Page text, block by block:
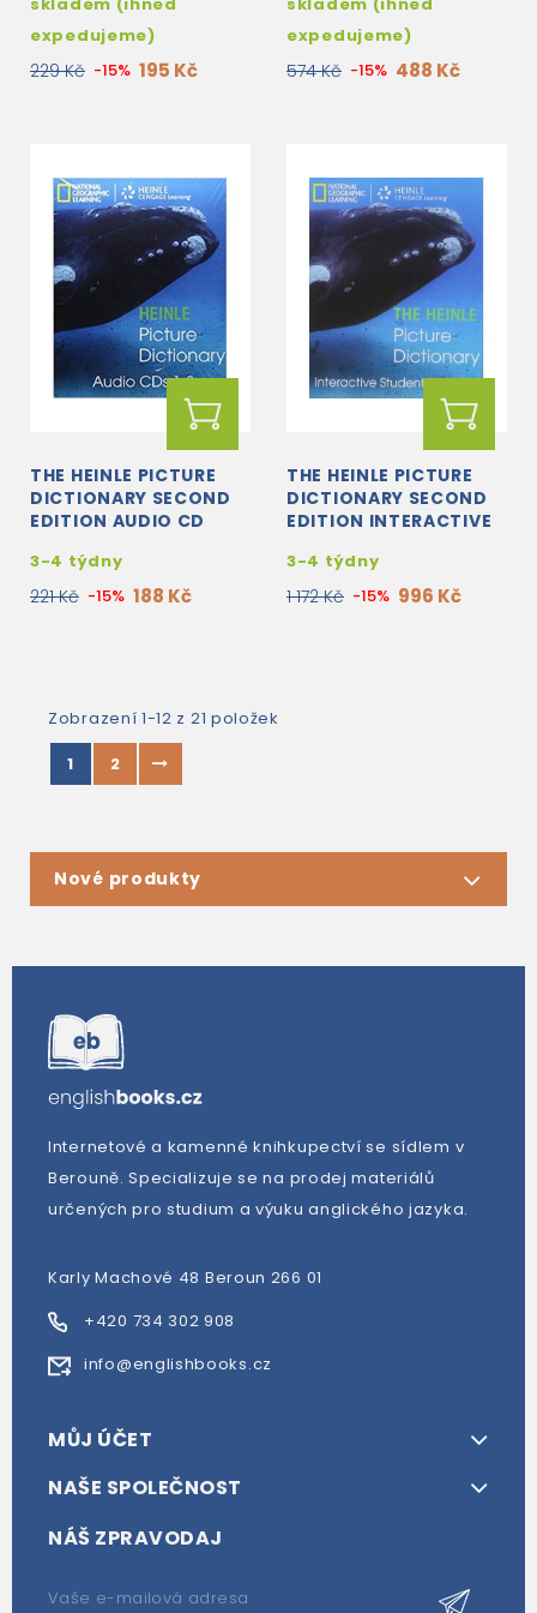
expedujeme)
229 Kč -15% 195 Kč
expedujeme)
574 Kč -15% 488 Kč
THE HEINLE PICTURE
DICTIONARY SECOND
EDITION AUDIO CD
3-4 týdny
221 Kč -15% 188 Kč
THE HEINLE PICTURE
DICTIONARY SECOND
EDITION INTERACTIVE
3-4 týdny
1 172 Kč -15% 996 Kč
Zobrazení 1-12 z 21 položek
1
2
Nové produkty
Internetové a kamenné knihkupectví se sídlem v
Berouně. Specializuje se na prodej materiálů
určených pro studium a výuku anglického jazyka.
Karly Machové 48 Beroun 266 01
+420 734 302 908
info@englishbooks.cz
MŮJ ÚČET
NAŠE SPOLEČNOST
NÁŠ ZPRAVODAJ